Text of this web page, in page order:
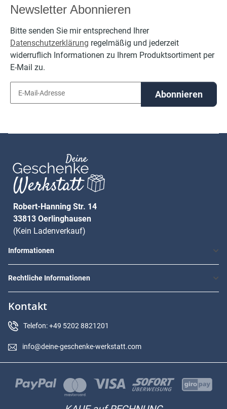
Newsletter Abonnieren
Bitte senden Sie mir entsprechend Ihrer
Datenschutzerklärung regelmäßig und jederzeit
widerruflich Informationen zu Ihrem Produktsortiment per
E-Mail zu.
Abonnieren
Robert-Hanning Str. 14
33813 Oerlinghausen
(Kein Ladenverkauf)
Informationen
Rechtliche Informationen
Kontakt
Telefon: +49 5202 8821201
info@deine-geschenke-werkstatt.com